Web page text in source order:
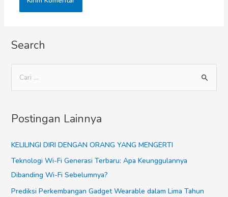
Search
Postingan Lainnya
KELILINGI DIRI DENGAN ORANG YANG MENGERTI
Teknologi Wi-Fi Generasi Terbaru: Apa Keunggulannya
Dibanding Wi-Fi Sebelumnya?
Prediksi Perkembangan Gadget Wearable dalam Lima Tahun